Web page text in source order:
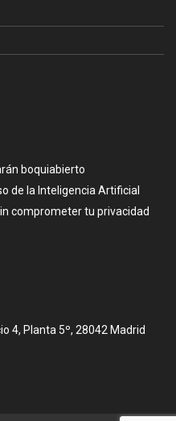
boquiabierto
de la Inteligencia Artificial
comprometer tu privacidad
4, Planta 5º, 28042 Madrid